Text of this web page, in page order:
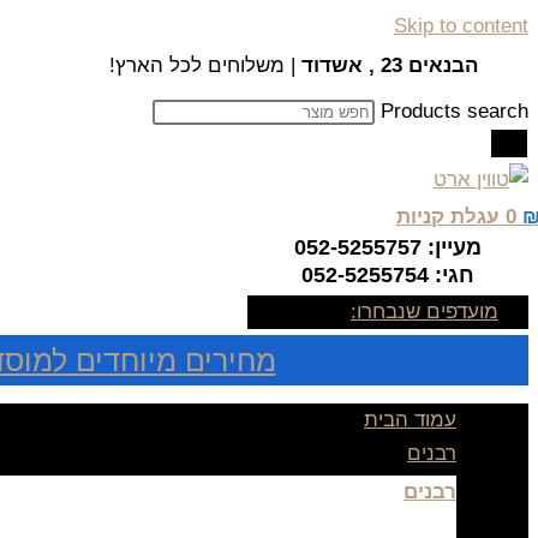
Skip to content
הבנאים 23 , אשדוד
| משלוחים לכל הארץ!
Products search
0 עגלת קניות
מעיין: 052-5255757
חגי: 052-5255754
מועדפים שנבחרו:
מחירים מיוחדים
עמוד הבית
רבנים
רבנים